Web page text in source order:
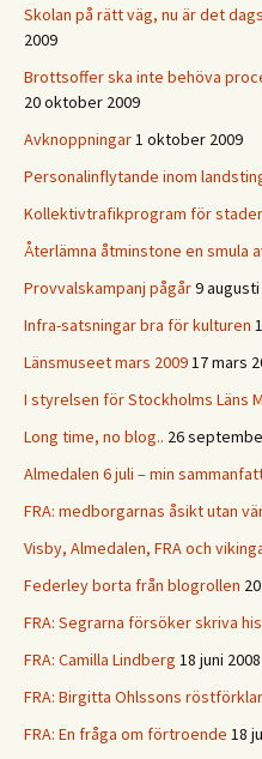
Skolan på rätt väg, nu är det
2009
Brottsoffer ska inte behöva
20 oktober 2009
Avknoppningar1 oktober 2009
Personalinflytande inom
Kollektivtrafikprogram för
Återlämna åtminstone en smula
Provvalskampanj pågår9 augusti
Infra-satsningar bra för kulturen
Länsmuseet mars 200917 mars
I styrelsen för Stockholms Läns
Long time, no blog.. 26
Almedalen 6 juli – min
FRA: medborgarnas åsikt utan
Visby, Almedalen, FRA och
Federley borta från blogrollen
FRA: Segrarna försöker skriva
FRA: Camilla Lindberg 18 juni 2008
FRA: Birgitta Ohlssons
FRA: En fråga om förtroende 18